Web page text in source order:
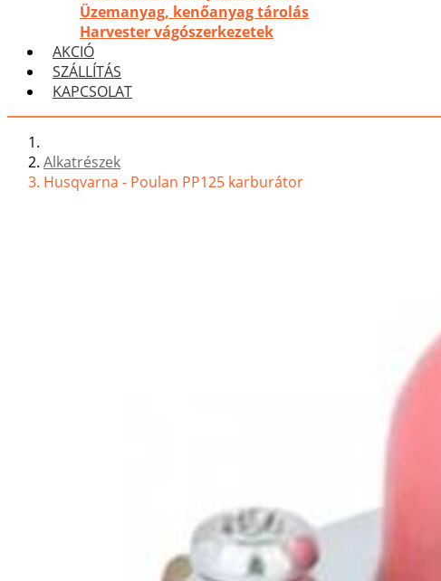
Üzemanyag, kenőanyag tárolás
Harvester vágószerkezetek
AKCIÓ
SZÁLLÍTÁS
KAPCSOLAT
Alkatrészek
Husqvarna - Poulan PP125 karburátor